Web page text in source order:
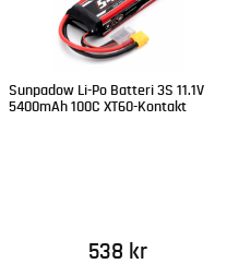
Sunpadow Li-Po Batteri 3S 11.1V
5400mAh 100C XT60-Kontakt
538 kr